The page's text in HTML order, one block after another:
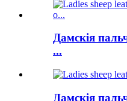
Дамскія
...
Дамскія